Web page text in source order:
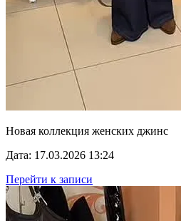
Новая коллекция женских джинс
Дата: 17.03.2026 13:24
Перейти к записи